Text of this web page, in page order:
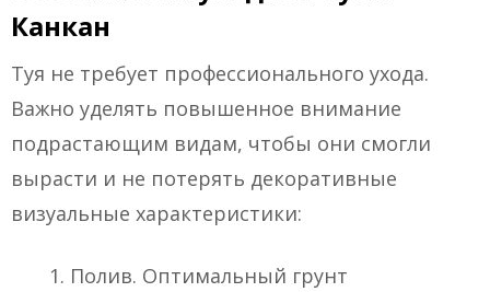
Канкан
Туя не требует профессионального ухода.
Важно уделять повышенное внимание
подрастающим видам, чтобы они смогли
вырасти и не потерять декоративные
визуальные характеристики:
Полив. Оптимальный грунт